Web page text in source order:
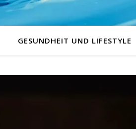
GESUNDHEIT UND LIFESTYLE